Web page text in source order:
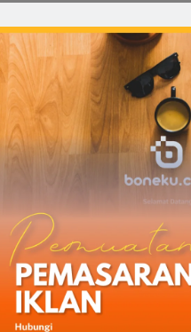
12 orang dari
mengantongi identitas
video amatir.
salah seorang
Izman Maulana
tersebut.
IMHB (Ikatan
ketika mengetahui
usai ditikam.
atas kejadian
bisa menangani,
kita berharap agar
Izman yang juga anak